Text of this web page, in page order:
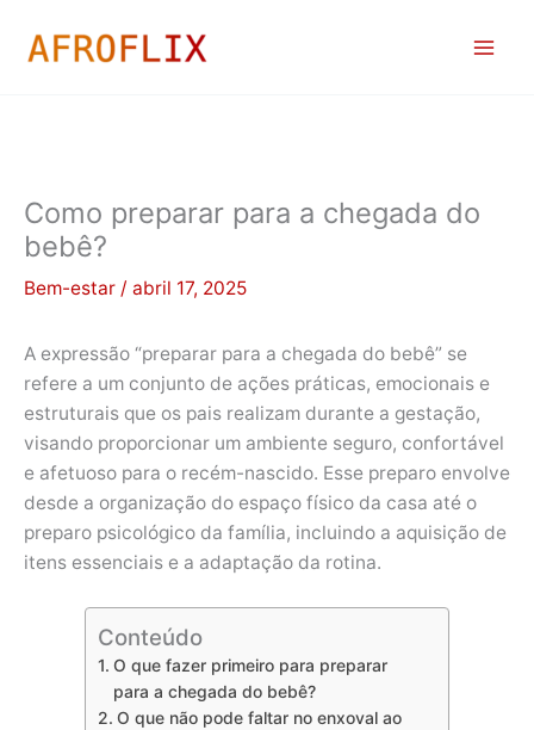
para
Como preparar para a chegada do
bebê?
Bem-estar / abril 17, 2025
A expressão “preparar para a chegada do bebê” se
refere a um conjunto de ações práticas, emocionais e
estruturais que os pais realizam durante a gestação,
visando proporcionar um ambiente seguro, confortável
e afetuoso para o recém-nascido. Esse preparo envolve
desde a organização do espaço físico da casa até o
preparo psicológico da família, incluindo a aquisição de
itens essenciais e a adaptação da rotina.
Conteúdo
O que fazer primeiro para preparar
para a chegada do bebê?
O que não pode faltar no enxoval ao